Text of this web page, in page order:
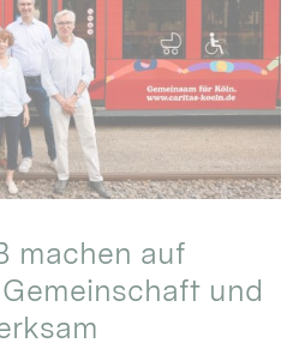
machen auf
und